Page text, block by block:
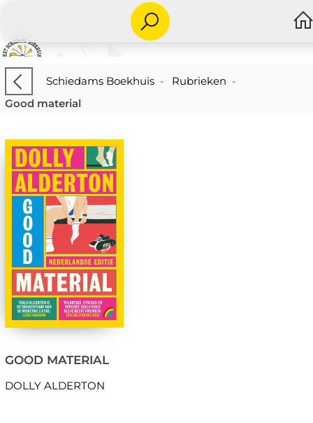
Schiedams Boekhuis- Rubrieken -
Good material
GOOD MATERIAL
DOLLY ALDERTON